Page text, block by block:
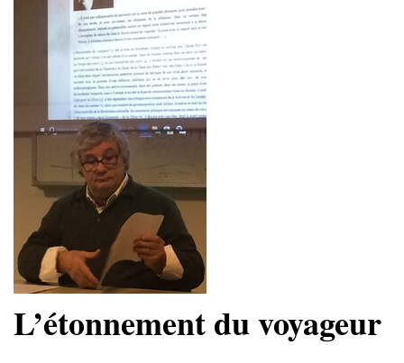
L’étonnement du voyageur